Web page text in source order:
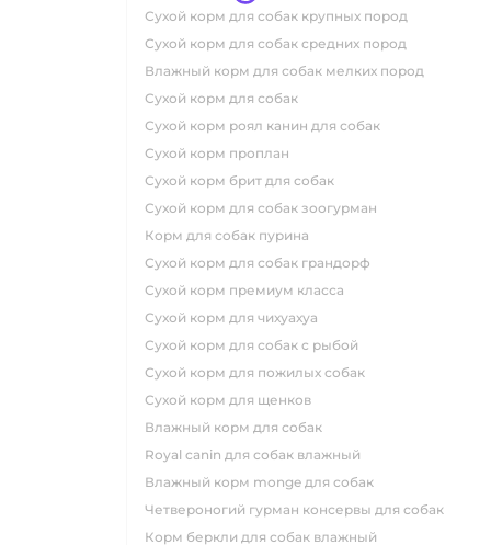
сухой корм для собак крупных пород
сухой корм для собак средних пород
влажный корм для собак мелких пород
сухой корм для собак
сухой корм роял канин для собак
сухой корм проплан
сухой корм брит для собак
сухой корм для собак зоогурман
корм для собак пурина
сухой корм для собак грандорф
сухой корм премиум класса
сухой корм для чихуахуа
сухой корм для собак с рыбой
сухой корм для пожилых собак
сухой корм для щенков
влажный корм для собак
royal canin для собак влажный
влажный корм monge для собак
четвероногий гурман консервы для собак
корм беркли для собак влажный